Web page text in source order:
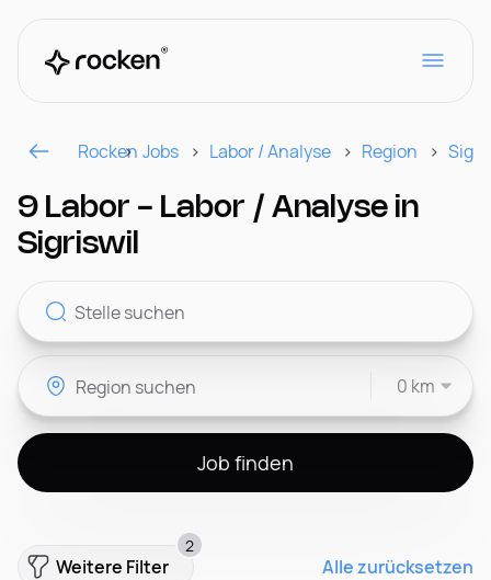
Für Arbeitgeber
Kontakt
CH
Rocken Jobs Labor / Analyse Region
9 Labor - Labor / Analyse in
Sigriswil
0 km
Job finden
Weitere Filter
2
Alle zurücksetzen